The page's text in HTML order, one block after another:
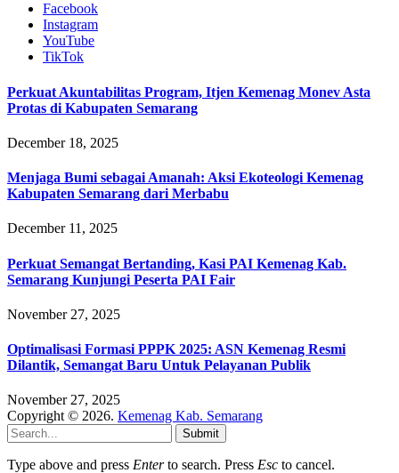
Facebook
Instagram
YouTube
TikTok
Perkuat Akuntabilitas Program, Itjen Kemenag Monev Asta
Protas di Kabupaten Semarang
December 18, 2025
Menjaga Bumi sebagai Amanah: Aksi Ekoteologi Kemenag
Kabupaten Semarang dari Merbabu
December 11, 2025
Perkuat Semangat Bertanding, Kasi PAI Kemenag Kab.
Semarang Kunjungi Peserta PAI Fair
November 27, 2025
Optimalisasi Formasi PPPK 2025: ASN Kemenag Resmi
Dilantik, Semangat Baru Untuk Pelayanan Publik
November 27, 2025
Copyright © 2026. Kemenag Kab. Semarang
Submit
Type above and press Enterto search. Press Esc to cancel.